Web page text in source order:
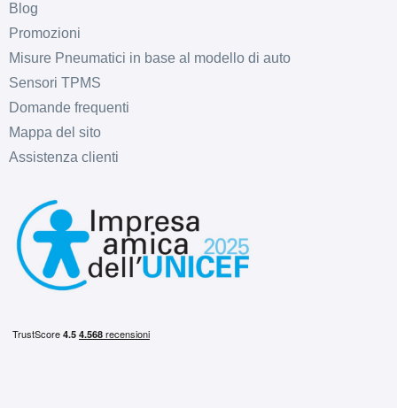
Blog
Promozioni
Misure Pneumatici in base al modello di auto
Sensori TPMS
Domande frequenti
Mappa del sito
Assistenza clienti